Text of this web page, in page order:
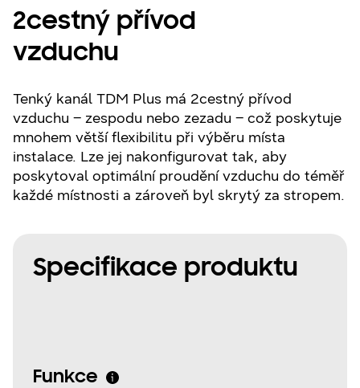
2cestný přívod
vzduchu
Tenký kanál TDM Plus má 2cestný přívod
vzduchu – zespodu nebo zezadu – což poskytuje
mnohem větší flexibilitu při výběru místa
instalace. Lze jej nakonfigurovat tak, aby
poskytoval optimální proudění vzduchu do téměř
každé místnosti a zároveň byl skrytý za stropem.
Specifikace produktu
Funkce